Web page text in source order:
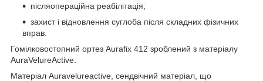
післяопераційна реабілітація;
захист і відновлення суглоба після складних фізичних
вправ.
Гомілковостопний ортез Aurafix 412 зроблений з матеріалу
AuraVelureActive.
Матеріал Auravelureactive, сендвічний матеріал, що